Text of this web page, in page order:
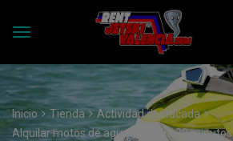
Inicio Tienda
Actividad destacada
Alquilar motos de agua valencia 30 minutos